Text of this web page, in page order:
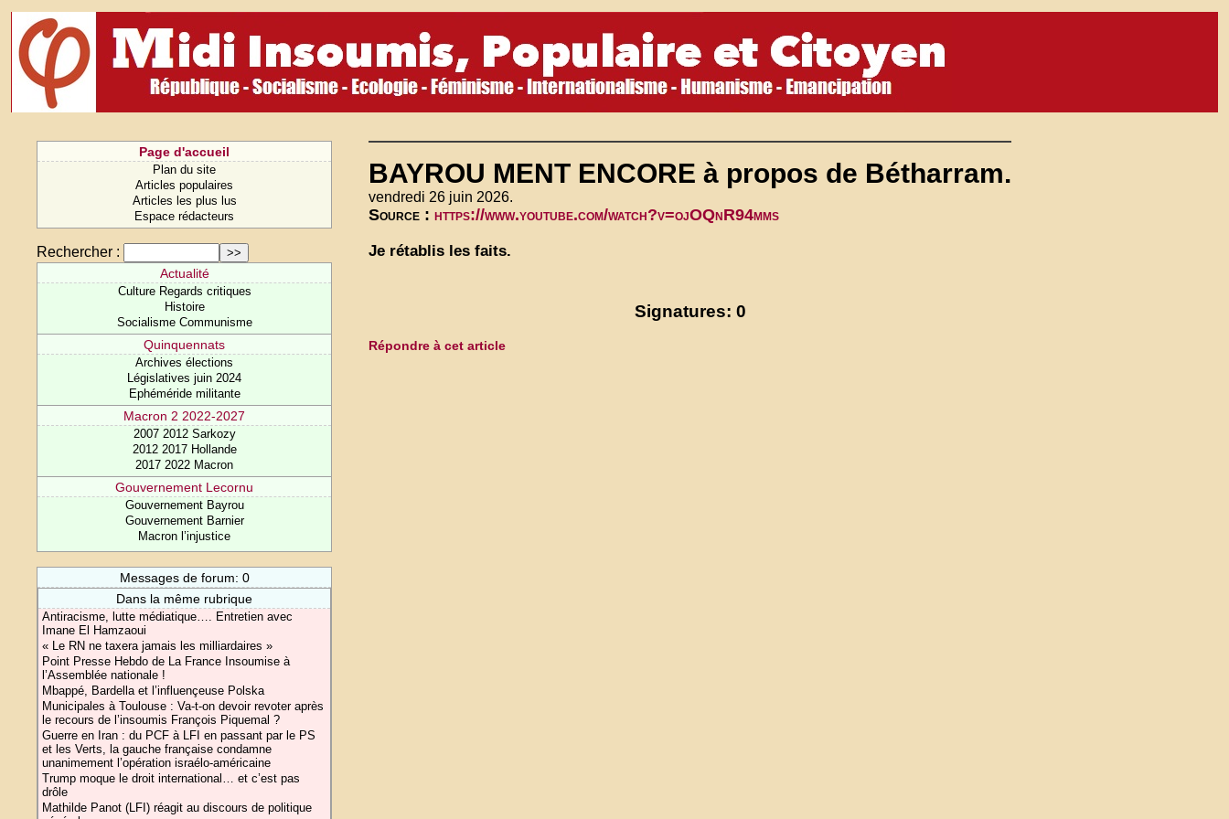
Page d'accueil
Plan du site
Articles populaires
Articles les plus lus
Espace rédacteurs
Rechercher :
Actualité
Culture Regards critiques
Histoire
Socialisme Communisme
Quinquennats
Archives élections
Législatives juin 2024
Ephéméride militante
Macron 2 2022-2027
2007 2012 Sarkozy
2012 2017 Hollande
2017 2022 Macron
Gouvernement Lecornu
Gouvernement Bayrou
Gouvernement Barnier
Macron l’injustice
Messages de forum: 0
Dans la même rubrique
Antiracisme, lutte médiatique…. Entretien avec
Imane El Hamzaoui
« Le RN ne taxera jamais les milliardaires »
Point Presse Hebdo de La France Insoumise à
l’Assemblée nationale !
Mbappé, Bardella et l’influençeuse Polska
Municipales à Toulouse : Va-t-on devoir revoter après
le recours de l’insoumis François Piquemal ?
Guerre en Iran : du PCF à LFI en passant par le PS
et les Verts, la gauche française condamne
unanimement l’opération israélo-américaine
Trump moque le droit international… et c’est pas
drôle
Mathilde Panot (LFI) réagit au discours de politique
BAYROU MENT ENCORE à propos de Bétharram.
vendredi 26 juin 2026.
Source :https://www.youtube.com/watch?v=ojOQnR94mms
Je rétablis les faits.
Signatures: 0
Répondre à cet article